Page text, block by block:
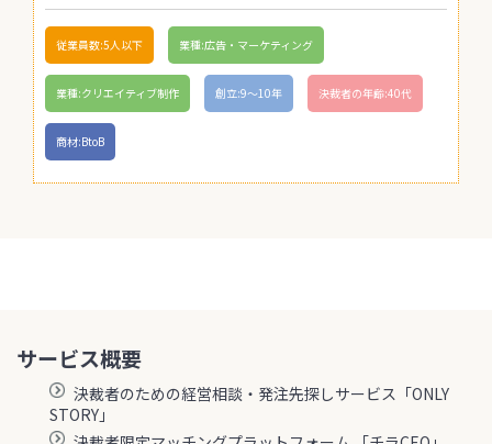
従業員数:5人以下 業種:広告・マーケティング
業種:クリエイティブ制作 創立:9〜10年 決裁者の年齢:40代
商材:BtoB
サービス概要
決裁者のための経営相談・発注先探しサービス「ONLY
STORY」